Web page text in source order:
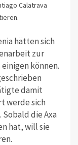
Calatrava
hätten sich
zur
können.
damit
werde sich
die Axa
hat, will sie